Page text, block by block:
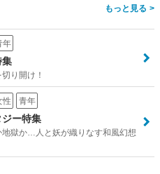
>
年
集
り開け！
性 青年
ー特集
地獄か…人と妖が織りなす和風幻想